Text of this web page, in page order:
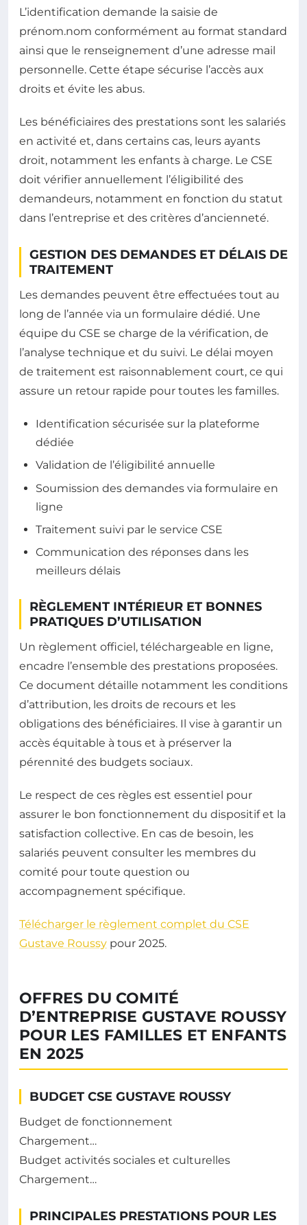
L’identification demande la saisie de
prénom.nom conformément au format standard
ainsi que le renseignement d’une adresse mail
personnelle. Cette étape sécurise l’accès aux
droits et évite les abus.
Les bénéficiaires des prestations sont les salariés
en activité et, dans certains cas, leurs ayants
droit, notamment les enfants à charge. Le CSE
doit vérifier annuellement l’éligibilité des
demandeurs, notamment en fonction du statut
dans l’entreprise et des critères d’ancienneté.
GESTION DES DEMANDES ET DÉLAIS DE
TRAITEMENT
Les demandes peuvent être effectuées tout au
long de l’année via un formulaire dédié. Une
équipe du CSE se charge de la vérification, de
l’analyse technique et du suivi. Le délai moyen
de traitement est raisonnablement court, ce qui
assure un retour rapide pour toutes les familles.
Identification sécurisée sur la plateforme
dédiée
Validation de l’éligibilité annuelle
Soumission des demandes via formulaire en
ligne
Traitement suivi par le service CSE
Communication des réponses dans les
meilleurs délais
RÈGLEMENT INTÉRIEUR ET BONNES
PRATIQUES D’UTILISATION
Un règlement officiel, téléchargeable en ligne,
encadre l’ensemble des prestations proposées.
Ce document détaille notamment les conditions
d’attribution, les droits de recours et les
obligations des bénéficiaires. Il vise à garantir un
accès équitable à tous et à préserver la
pérennité des budgets sociaux.
Le respect de ces règles est essentiel pour
assurer le bon fonctionnement du dispositif et la
satisfaction collective. En cas de besoin, les
salariés peuvent consulter les membres du
comité pour toute question ou
accompagnement spécifique.
Télécharger le règlement complet du CSE
Gustave Roussy pour 2025.
OFFRES DU COMITÉ
D’ENTREPRISE GUSTAVE ROUSSY
POUR LES FAMILLES ET ENFANTS
EN 2025
BUDGET CSE GUSTAVE ROUSSY
Budget de fonctionnement
Chargement…
Budget activités sociales et culturelles
Chargement…
PRINCIPALES PRESTATIONS POUR LES